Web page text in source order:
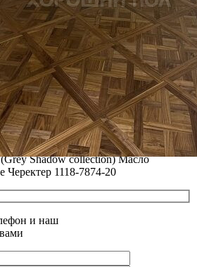
РЕСТАВРАЦИЯ
ВМЯТИН НА ПАРКЕТЕ.
И ТВЕРДЫМ ВОСКОМ
COSWICK Дуб Серый вельвет (Grey
Shadow collection) Масло
Черектер 1118-7874-20
и наш